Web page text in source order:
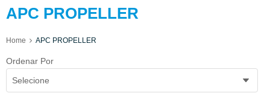
APC PROPELLER
Home APC PROPELLER
Ordenar Por
Selecione